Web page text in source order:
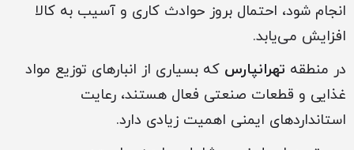
انجام شود، احتمال بروز حوادث کاری و آسیب به کالا
افزایش می‌یابد.
در منطقه تهرانپارس که بسیاری از انبارهای توزیع مواد
غذایی و قطعات صنعتی فعال هستند، رعایت
استانداردهای ایمنی اهمیت زیادی دارد.